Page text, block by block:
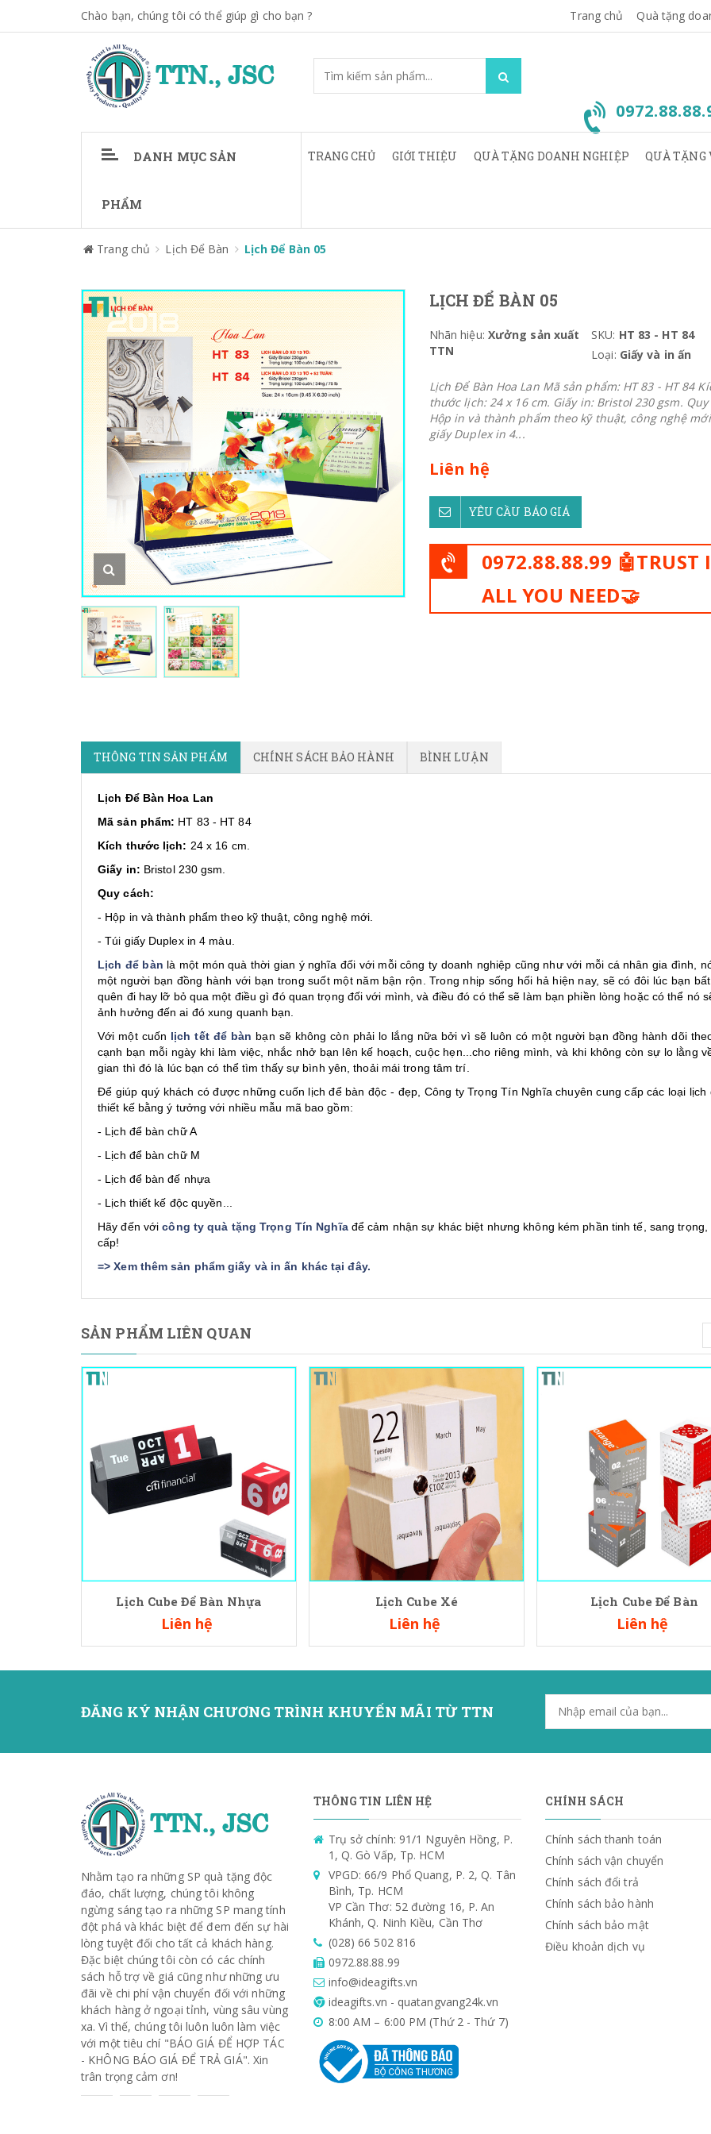
Chào bạn, chúng tôi có thể giúp gì cho bạn ? Trang chủ Quà tặng
DANH MỤC SẢN
PHẨM
TRANG CHỦ GIỚI THIỆU QUÀ TẶNG DOANH NGHIỆP QUÀ TẶNG
Trang chủ Lịch Để Bàn Lịch Để Bàn 05
LỊCH ĐỂ BÀN 05
Nhãn hiệu: Xưởng sản xuất
TTN
SKU: HT 83 - HT 84
Loại: Giấy và in ấn
Lịch Để Bàn Hoa Lan Mã sản phẩm: HT 83 - HT 84
thước lịch: 24 x 16 cm. Giấy in: Bristol 230 gsm. Quy
Hộp in và thành phẩm theo kỹ thuật, công nghệ
giấy Duplex in 4...
Liên hệ
YÊU CẦU BÁO GIÁ
0972.88.88.99 🤖TRUST
ALL YOU NEED🤝
THÔNG TIN SẢN PHẨM CHÍNH SÁCH BẢO HÀNH BÌNH LUẬN
Lịch Để Bàn Hoa Lan
Mã sản phẩm: HT 83 - HT 84
Kích thước lịch: 24 x 16 cm.
Giấy in: Bristol 230 gsm.
Quy cách:
- Hộp in và thành phẩm theo kỹ thuật, công nghệ mới.
- Túi giấy Duplex in 4 màu.
Lịch để bàn là một món quà thời gian ý nghĩa đối với mỗi công ty doanh nghiệp cũng như với mỗi cá nhân gia đình,
một người bạn đồng hành với bạn trong suốt một năm bận rộn. Trong nhịp sống hối hả hiện nay, sẽ có đôi lúc bạn
quên đi hay lỡ bỏ qua một điều gì đó quan trọng đối với mình, và điều đó có thể sẽ làm bạn phiền lòng hoặc có thể nó
ảnh hưởng đến ai đó xung quanh bạn.
Với một cuốn lịch tết để bàn bạn sẽ không còn phải lo lắng nữa bởi vì sẽ luôn có một người bạn đồng hành dõi
cạnh bạn mỗi ngày khi làm việc, nhắc nhở bạn lên kế hoạch, cuộc hẹn...cho riêng mình, và khi không còn sự lo lằng
gian thì đó là lúc bạn có thể tìm thấy sự bình yên, thoải mái trong tâm trí.
Để giúp quý khách có được những cuốn lịch để bàn độc - đẹp, Công ty Trọng Tín Nghĩa chuyên cung cấp các loại lịch
thiết kế bằng ý tưởng với nhiều mẫu mã bao gồm:
- Lịch để bàn chữ A
- Lịch để bàn chữ M
- Lịch để bàn đế nhựa
- Lịch thiết kế độc quyền...
Hãy đến vớicông ty quà tặng Trọng Tín Nghĩađể cảm nhận sự khác biệt nhưng không kém phần tinh tế, sang trọng,
cấp!
=>Xem thêm sản phẩm giấy và in ấn khác tại đây.
SẢN PHẨM LIÊN QUAN
Lịch Cube Để Bàn Nhựa
Liên hệ
Lịch Cube Xé
Liên hệ
Lịch Cube Để Bàn
Liên hệ
ĐĂNG KÝ NHẬN CHƯƠNG TRÌNH KHUYẾN MÃI TỪ TTN
Nhằm tạo ra những SP quà tặng độc
đáo, chất lượng, chúng tôi không
ngừng sáng tạo ra những SP mang tính
đột phá và khác biệt để đem đến sự hài
lòng tuyệt đối cho tất cả khách hàng.
Đặc biệt chúng tôi còn có các chính
sách hỗ trợ về giá cũng như những ưu
đãi về chi phí vận chuyển đối với những
khách hàng ở ngoại tỉnh, vùng sâu vùng
xa. Vì thế, chúng tôi luôn luôn làm việc
với một tiêu chí "BÁO GIÁ ĐỂ HỢP TÁC
- KHÔNG BÁO GIÁ ĐỂ TRẢ GIÁ". Xin
trân trọng cảm ơn!
THÔNG TIN LIÊN HỆ
Trụ sở chính: 91/1 Nguyên Hồng, P.
1, Q. Gò Vấp, Tp. HCM
VPGD: 66/9 Phổ Quang, P. 2, Q. Tân
Bình, Tp. HCM
VP Cần Thơ: 52 đường 16, P. An
Khánh, Q. Ninh Kiều, Cần Thơ
(028) 66 502 816
0972.88.88.99
info@ideagifts.vn
ideagifts.vn - quatangvang24k.vn
8:00 AM – 6:00 PM (Thứ 2 - Thứ 7)
CHÍNH SÁCH
Chính sách thanh toán
Chính sách vận chuyển
Chính sách đổi trả
Chính sách bảo hành
Chính sách bảo mật
Điều khoản dịch vụ